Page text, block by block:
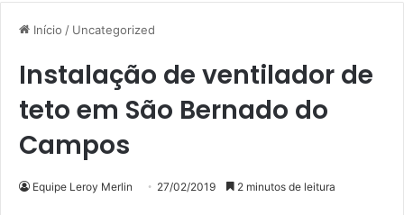
Início / Uncategorized
Instalação de ventilador de
teto em São Bernado do
Campos
Equipe Leroy Merlin 27/02/2019 2 minutos de leitura